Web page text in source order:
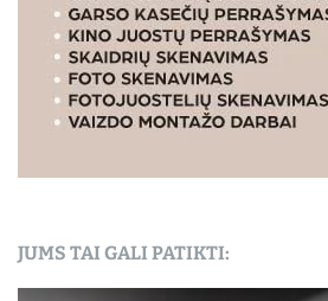
JUMS TAI GALI PATIKTI: